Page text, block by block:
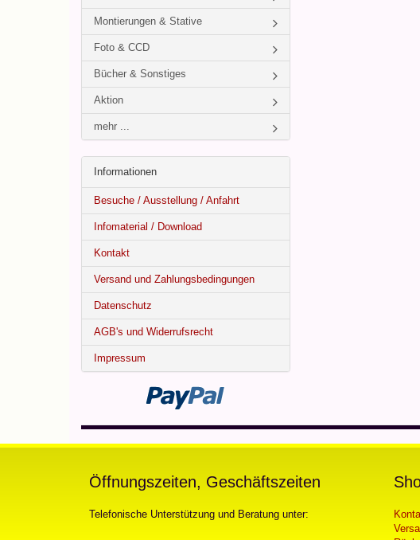
Montierungen & Stative
Foto & CCD
Bücher & Sonstiges
Aktion
mehr ...
Informationen
Besuche / Ausstellung / Anfahrt
Infomaterial / Download
Kontakt
Versand und Zahlungsbedingungen
Datenschutz
AGB's und Widerrufsrecht
Impressum
Öffnungszeiten, Geschäftszeiten
Telefonische Unterstützung und Beratung unter: